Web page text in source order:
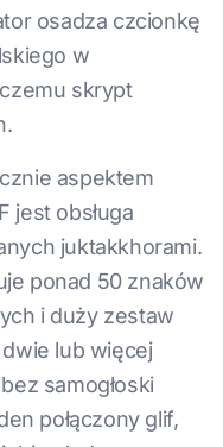
osadza czcionkę
w
skrypt
aspektem
jest obsługa
juktakkhorami.
ponad 50 znaków
i duży zestaw
dwie lub więcej
samogłoski
połączony glif,